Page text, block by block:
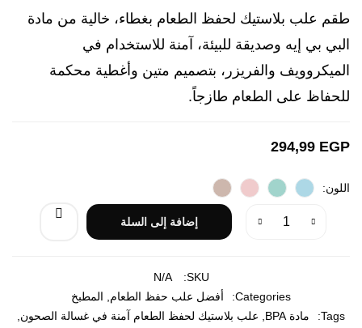
طقم علب بلاستيك لحفظ الطعام بغطاء، خالية من مادة
البي بي إيه وصديقة للبيئة، آمنة للاستخدام في
الميكروويف والفريزر، بتصميم متين وأغطية محكمة
للحفاظ على الطعام طازجاً.
294,99 EGP
اللون
إضافة إلى السلة
SKU:
N/A
Categories:
أفضل علب حفظ الطعام, المطبخ
Tags:
مادة BPA , علب بلاستيك لحفظ الطعام آمنة في غسالة الصحون,